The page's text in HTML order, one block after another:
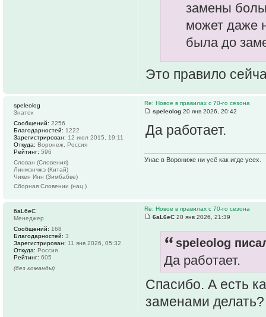
замены
может даже
была до
Это правило
Re: Новое в правилах с 70-го сезона
speleolog 20 янв 2026, 20:42
Да работает.
Унас в Ворониже ни усё как игде усех.
speleolog
Знаток
Сообщений: 2256
Благодарностей: 1222
Зарегистрирован: 12 июл 2015, 19:11
Откуда: Воронеж, Россия
Рейтинг: 596
Слован (Словения)
Линмэнчжэ (Китай)
Чикен Инн (Зимбабве)
Сборная Словении (нац.)
Re: Новое в правилах с 70-го сезона
6aL6eC 20 янв 2026, 21:39
speleolog
Да работает.
Спасибо. А есть
заменами
6aL6eC
Менеджер
Сообщений: 168
Благодарностей: 3
Зарегистрирован: 11 янв 2026, 05:32
Откуда: Россия
Рейтинг: 605
(без команды)